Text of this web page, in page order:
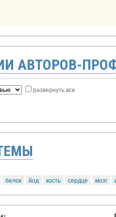
АВТОРОВ-
развернуть все
белок йод кость сердце мозг